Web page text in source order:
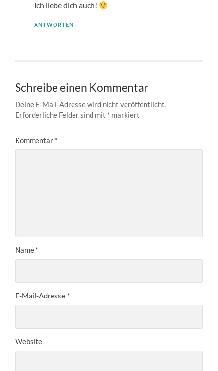
Ich liebe dich auch!
ANTWORTEN
Schreibe einen Kommentar
Deine E-Mail-Adresse wird nicht veröffentlicht.
Erforderliche Felder sind mit * markiert
Kommentar *
Name *
E-Mail-Adresse *
Website